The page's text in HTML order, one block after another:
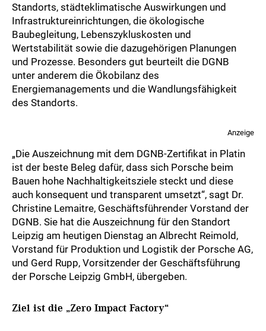
Standorts, städteklimatische Auswirkungen und
Infrastruktureinrichtungen, die ökologische
Baubegleitung, Lebenszykluskosten und
Wertstabilität sowie die dazugehörigen Planungen
und Prozesse. Besonders gut beurteilt die DGNB
unter anderem die Ökobilanz des
Energiemanagements und die Wandlungsfähigkeit
des Standorts.
Anzeige
„Die Auszeichnung mit dem DGNB-Zertifikat in Platin
ist der beste Beleg dafür, dass sich Porsche beim
Bauen hohe Nachhaltigkeitsziele steckt und diese
auch konsequent und transparent umsetzt“, sagt Dr.
Christine Lemaitre, Geschäftsführender Vorstand der
DGNB. Sie hat die Auszeichnung für den Standort
Leipzig am heutigen Dienstag an Albrecht Reimold,
Vorstand für Produktion und Logistik der Porsche AG,
und Gerd Rupp, Vorsitzender der Geschäftsführung
der Porsche Leipzig GmbH, übergeben.
Ziel ist die „Zero Impact Factory“